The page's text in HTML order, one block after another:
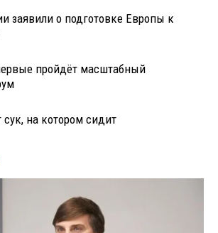
заявили о подготовке Европы к
пройдёт масштабный
сук, на котором сидит